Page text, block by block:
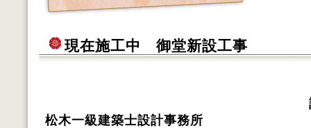
現在施工中 御堂新設工事
松木一級建築士設計事務所